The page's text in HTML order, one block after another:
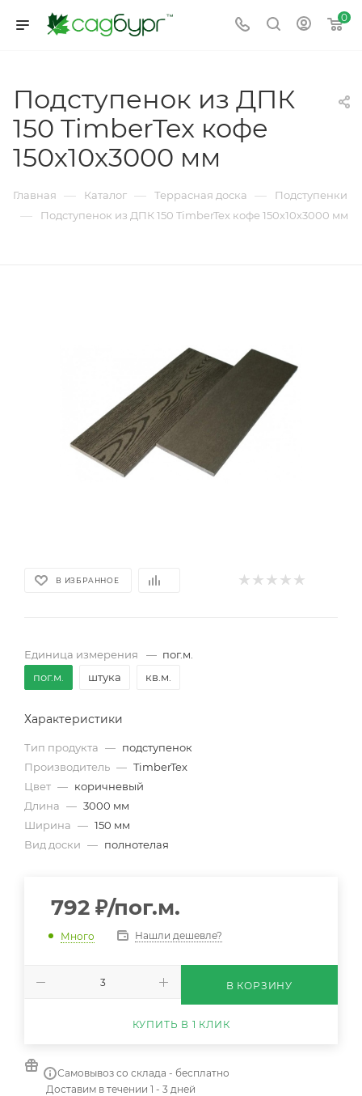
0
Подступенок из ДПК
150 TimberTex кофе
150х10х3000 мм
Главная — Каталог — Террасная доска — Подступенки
— Подступенок из ДПК 150 TimberTex кофе 150х10х3000 мм
В ИЗБРАННОЕ
Единица измерения — пог.м.
пог.м.
штука кв.м.
Характеристики
Тип продукта — подступенок
Производитель — TimberTex
Цвет — коричневый
Длина — 3000 мм
Ширина — 150 мм
Вид доски — полнотелая
792 ₽/пог.м.
Много Нашли дешевле?
В КОРЗИНУ
КУПИТЬ В 1 КЛИК
Самовывоз со склада - бесплатно
Доставим в течении 1 - 3 дней